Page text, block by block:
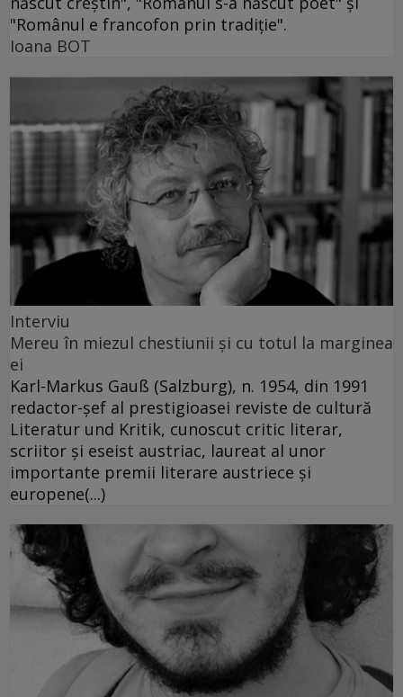
"Românul e francofon prin tradiţie".
Ioana BOT
Interviu
Mereu în miezul chestiunii şi cu totul la marginea
ei
Karl-Markus Gauß (Salzburg), n. 1954, din 1991
redactor-şef al prestigioasei reviste de cultură
Literatur und Kritik, cunoscut critic literar,
scriitor şi eseist austriac, laureat al unor
importante premii literare austriece şi
europene(...)